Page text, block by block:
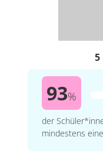
5
93%
der
mindestens